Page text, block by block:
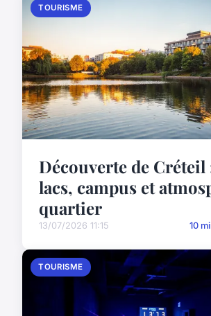
TOURISME
Découverte de Créteil
lacs, campus et
quartier
13/07/2026 11:15 10
TOURISME